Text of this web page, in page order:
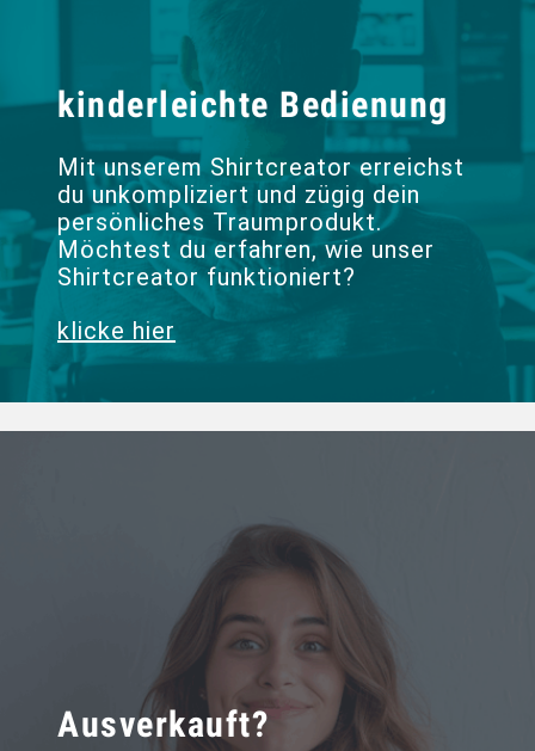
kinderleichte Bedienung
Mit unserem Shirtcreator erreichst
du unkompliziert und zügig dein
persönliches Traumprodukt.
Möchtest du erfahren, wie unser
Shirtcreator funktioniert?
klicke hier
Ausverkauft?